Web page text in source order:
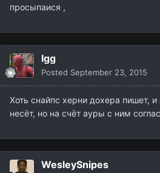
просыпаися ,
Igg
Posted September 23, 2015
Хоть снайпс херни дохера пишет,
несёт, но на счёт ауры с ним
WesleySnipes